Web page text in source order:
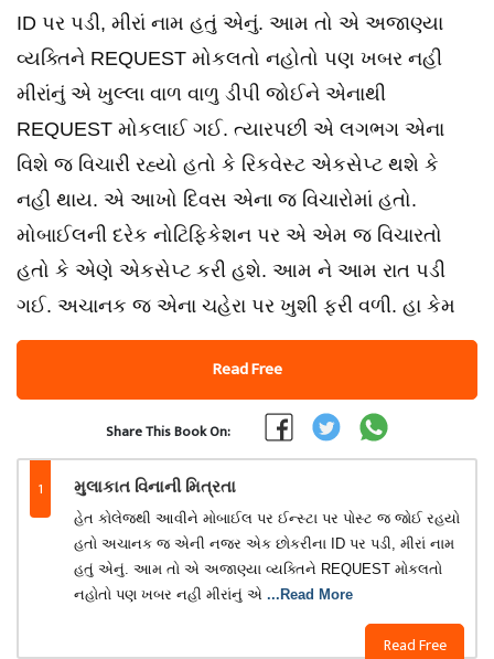
ID પર પડી, મીરાં નામ હતું એનું. આમ તો એ અજાણ્યા
વ્યક્તિને REQUEST મોકલતો નહોતો પણ ખબર નહી
મીરાંનું એ ખુલ્લા વાળ વાળુ ડીપી જોઈને એનાથી
REQUEST મોકલાઈ ગઈ. ત્યારપછી એ લગભગ એના
વિશે જ વિચારી રહ્યો હતો કે રિકવેસ્ટ એકસેપ્ટ થશે કે
નહી થાય. એ આખો દિવસ એના જ વિચારોમાં હતો.
મોબાઈલની દરેક નોટિફિકેશન પર એ એમ જ વિચારતો
હતો કે એણે એકસેપ્ટ કરી હશે. આમ ને આમ રાત પડી
ગઈ. અચાનક જ એના ચહેરા પર ખુશી ફરી વળી. હા કેમ
Read Free
Share This Book On:
1 મુલાકાત વિનાની મિત્રતા
Read Free
હેત કોલેજથી આવીને મોબાઈલ પર ઈન્સ્ટા પર પોસ્ટ જ જોઈ રહયો
હતો અચાનક જ એની નજર એક છોકરીના ID પર પડી, મીરાં નામ
હતું એનું. આમ તો એ અજાણ્યા વ્યક્તિને REQUEST મોકલતો
નહોતો પણ ખબર નહી મીરાંનું એ ...Read More